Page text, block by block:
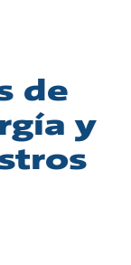
de
y